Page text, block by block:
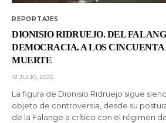
REPORTAJES
DIONISIO RIDRUEJO. DEL
DEMOCRACIA. A LOS CINCUENTA
MUERTE
12 JULIO, 2025
La figura de Dionisio Ridruejo sigue
objeto de controversia, desde su
de la Falange a crítico con el régimen